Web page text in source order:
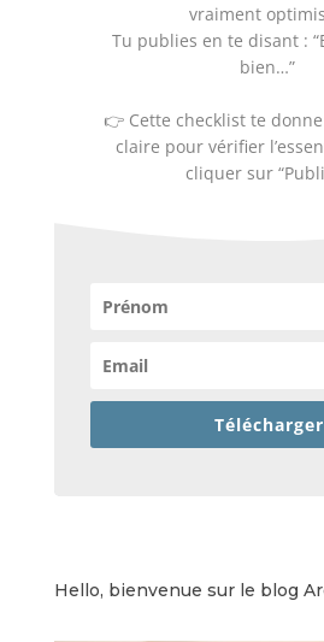
vraiment
Tu publies en te disant :
bien…”
👉 Cette checklist te
claire pour vérifier
cliquer sur
Télécharger
Hello, bienvenue sur le blog